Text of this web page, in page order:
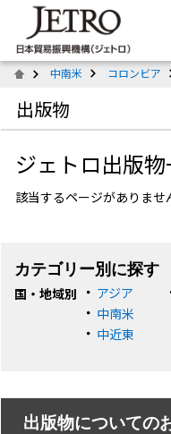
中南米 コロンビア
出版物
ジェトロ出版
該当するページがありませ
カテゴリー別に探す
国・地域別
アジア
中南米
中近東
出版物についての